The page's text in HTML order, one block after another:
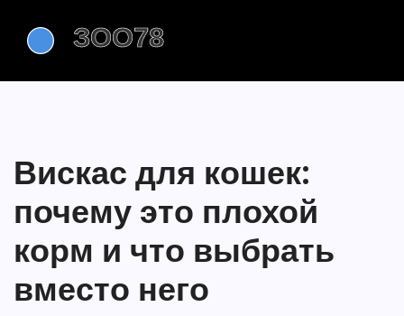
Вискас для кошек:
почему это плохой
корм и что выбрать
вместо него